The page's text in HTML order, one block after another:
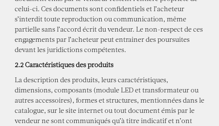
celui-ci. Ces documents sont confidentiels et l’acheteur
s’interdit toute reproduction ou communication, même
partielle sans l’accord écrit du vendeur. Le non-respect de ces
engagements par l’acheteur peut entrainer des poursuites
devant les juridictions compétentes.
2.2 Caractéristiques des produits
La description des produits, leurs caractéristiques,
dimensions, composants (module LED et transformateur ou
autres accessoires), formes et structures, mentionnées dans le
catalogue, sur le site internet ou tout document émis par le
vendeur ne sont communiqués qu’à titre indicatif et n’ont